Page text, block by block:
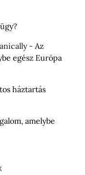
- Az
egész Európa
háztartás
amelybe